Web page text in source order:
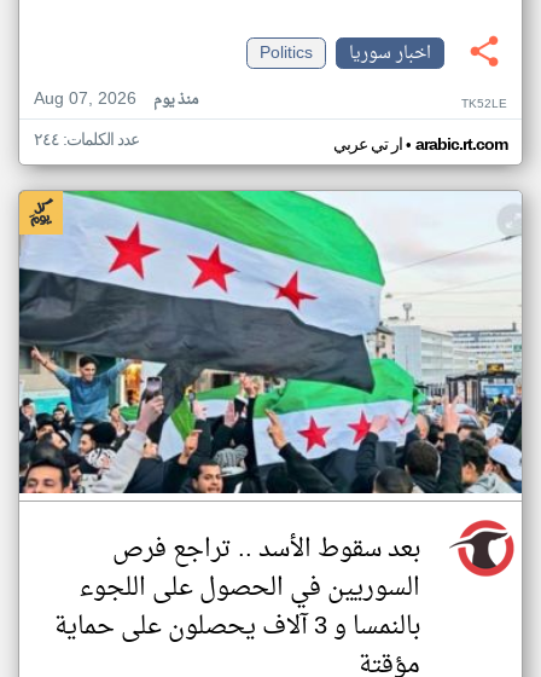
اخبار سوريا
Politics
Aug 07, 2026
منذ يوم TK52LE
ار تي عربي• arabic.rt.com عدد الكلمات: ٢٤٤
بعد سقوط الأسد .. تراجع فرص
السوريين في الحصول على اللجوء
بالنمسا و 3 آلاف يحصلون على حماية
مؤقتة